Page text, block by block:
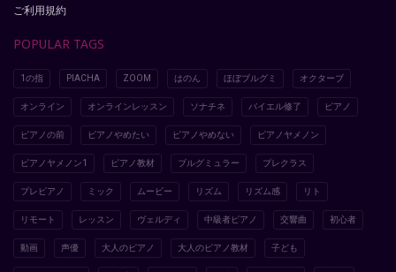
ご利用規約
POPULAR TAGS
1の指 PIACHA ZOOM はのん ほぼブルグミ オクターブ
オンライン オンラインレッスン ソナチネ バイエル修了 ピアノ
ピアノの前 ピアノやめたい ピアノやめない ピアノヤメノン
ピアノヤメノン1 ピアノ教材 ブルグミュラー プレクラス
プレピアノ ミック ムービー リズム リズム感 リト
リモート レッスン ヴェルディ 中級者ピアノ 交響曲 初心者
動画 声優 大人のピアノ 大人のピアノ教材 子ども